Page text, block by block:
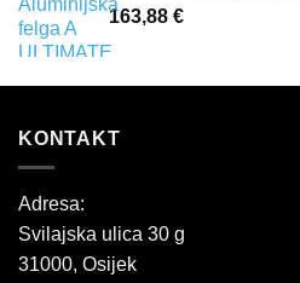
163,88 €
KONTAKT
Adresa:
Svilajska ulica 30 g
31000, Osijek